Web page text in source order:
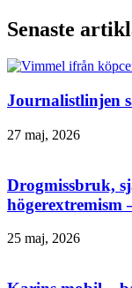
Senaste
Journalistlinjen
27 maj, 2026
Drogmissbruk,
högerextremism
25 maj, 2026